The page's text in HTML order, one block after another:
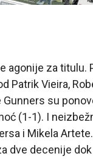
agonije za titulu.
Patrik Vieira,
Gunners su
(1-1). I
i Mikela
dve decenije